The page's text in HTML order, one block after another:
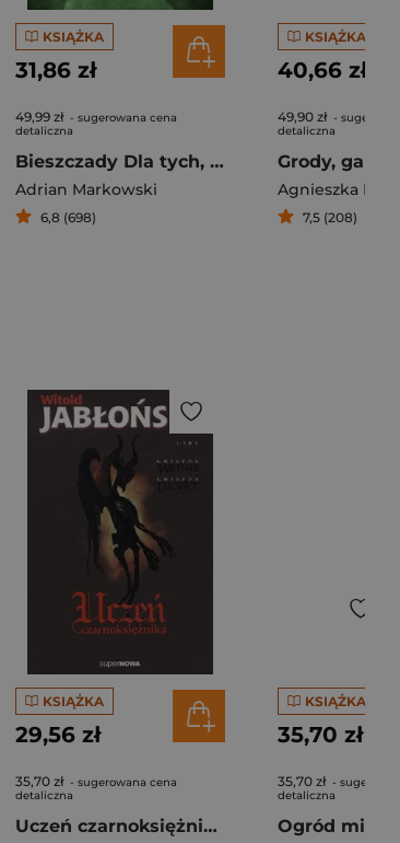
KSIĄŻKA
31,86 zł
49,99 zł - sugerowana cena
detaliczna
Bieszczady Dla tych, którzy lubią chodzić własnymi drogami
Adrian Markowski
6,8 (698)
KSIĄŻKA
40,66 zł
49,90 zł -
detaliczna
Agnieszka
7,5 (208)
KSIĄŻKA
29,56 zł
35,70 zł - sugerowana cena
detaliczna
Uczeń czarnoksiężnika Tom 1
KSIĄŻKA
35,70 zł
35,70 zł -
detaliczna
Ogród